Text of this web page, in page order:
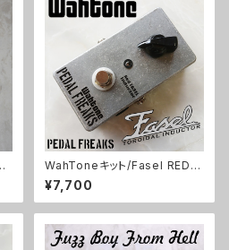
WahToneキット/Fasel REDイ
ンダクター仕様【PEDAL FREA
KS 】
¥7,700